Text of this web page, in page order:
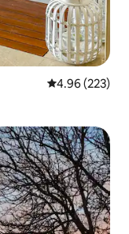
औसत रेटिंग 5 में से
4.96 (223)